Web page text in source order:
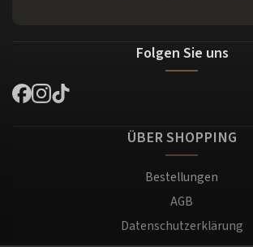
Folgen Sie uns
ÜBER SHOPPING
Bestellungen
AGB
Datenschutzerklärung